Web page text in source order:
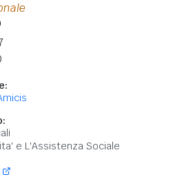
e L'Assistenza Sociale